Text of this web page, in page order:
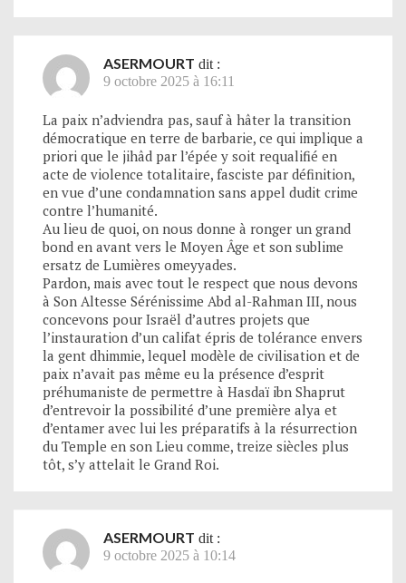
ASERMOURT dit :
9 octobre 2025 à 16:11
La paix n’adviendra pas, sauf à hâter la transition
démocratique en terre de barbarie, ce qui implique a
priori que le jihâd par l’épée y soit requalifié en
acte de violence totalitaire, fasciste par définition,
en vue d’une condamnation sans appel dudit crime
contre l’humanité.
Au lieu de quoi, on nous donne à ronger un grand
bond en avant vers le Moyen Âge et son sublime
ersatz de Lumières omeyyades.
Pardon, mais avec tout le respect que nous devons
à Son Altesse Sérénissime Abd al-Rahman III, nous
concevons pour Israël d’autres projets que
l’instauration d’un califat épris de tolérance envers
la gent dhimmie, lequel modèle de civilisation et de
paix n’avait pas même eu la présence d’esprit
préhumaniste de permettre à Hasdaï ibn Shaprut
d’entrevoir la possibilité d’une première alya et
d’entamer avec lui les préparatifs à la résurrection
du Temple en son Lieu comme, treize siècles plus
tôt, s’y attelait le Grand Roi.
ASERMOURT dit :
9 octobre 2025 à 10:14